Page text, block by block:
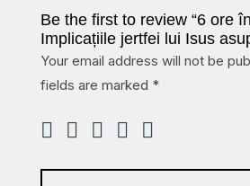
Be the first to review “6 ore
Implicațiile jertfei lui Isus
Your email address will not be
fields are marked *